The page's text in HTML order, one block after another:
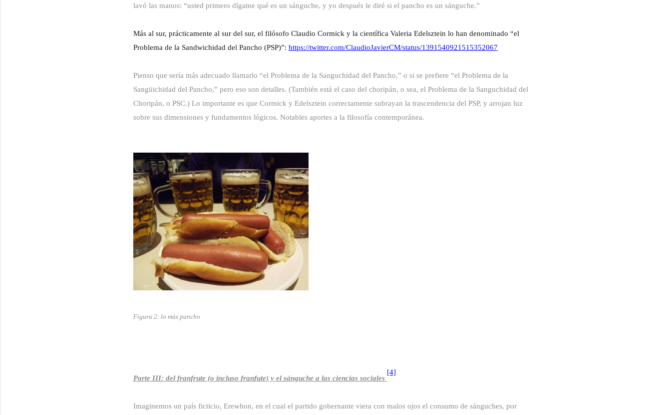
lavó las manos: “usted primero dígame qué es un sánguche, y yo después le diré si el pancho es un sánguche.”
Más al sur, prácticamente al sur del sur, el filósofo Claudio Cormick y la científica Valeria Edelsztein lo han denominado “el
Problema de la Sandwichidad del Pancho (PSP)”: https://twitter.com/ClaudioJavierCM/status/1391540921515352067
Pienso que sería más adecuado llamarlo “el Problema de la Sanguchidad del Pancho,” o si se prefiere “el Problema de la
Sangüichidad del Pancho,” pero eso son detalles. (También está el caso del choripán, o sea, el Problema de la Sanguchidad del
Choripán, o PSC.) Lo importante es que Cormick y Edelsztein correctamente subrayan la trascendencia del PSP, y arrojan luz
sobre sus dimensiones y fundamentos lógicos. Notables aportes a la filosofía contemporánea.
Figura 2: lo más pancho
Parte III: del franfrute (o incluso franfute) y el sánguche a las ciencias sociales
[4]
Imaginemos un país ficticio, Erewhon, en el cual el partido gobernante viera con malos ojos el consumo de sánguches, por